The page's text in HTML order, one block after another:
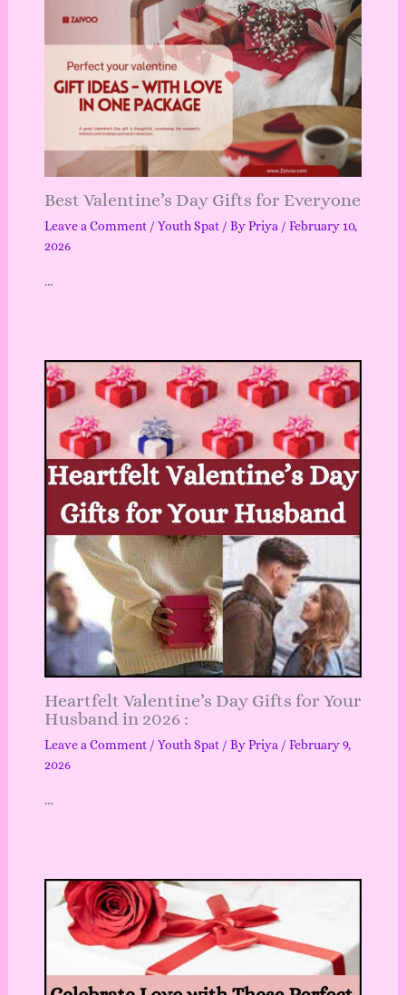
Best Valentine’s Day Gifts for Everyone
Leave a Comment / Youth Spat/ ByPriya / February 10,
2026
…
Heartfelt Valentine’s Day Gifts for Your
Husband in 2026 :
Leave a Comment / Youth Spat/ ByPriya / February 9,
2026
…